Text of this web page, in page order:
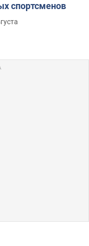
спортсменов